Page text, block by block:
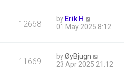
12668 by Erik H
01 May 2025 8:12
11669 byØyBjugn
23 Apr 2025 21:12